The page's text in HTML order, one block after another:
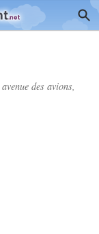
avenue des avions,